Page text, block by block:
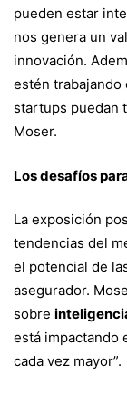
pueden estar
nos genera un
innovación.
estén trabajando
startups puedan
Moser.
Los desafíos
La exposición
tendencias del
el potencial de
asegurador.
sobre
está impactando
cada vez mayor”.